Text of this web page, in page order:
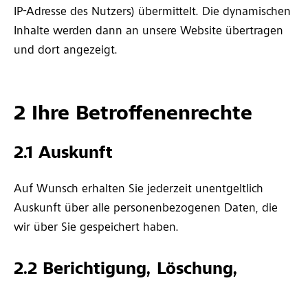
IP-Adresse des Nutzers) übermittelt. Die dynamischen
Inhalte werden dann an unsere Website übertragen
und dort angezeigt.
2 Ihre Betroffenenrechte
2.1 Auskunft
Auf Wunsch erhalten Sie jederzeit unentgeltlich
Auskunft über alle personenbezogenen Daten, die
wir über Sie gespeichert haben.
2.2 Berichtigung, Löschung,